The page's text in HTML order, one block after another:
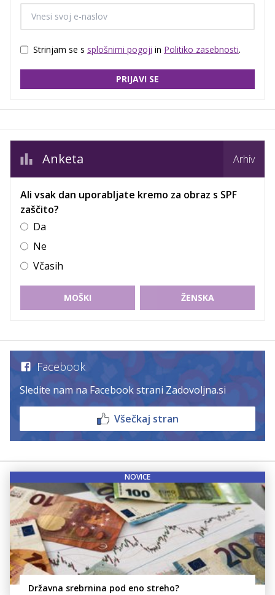
Strinjam se s splošnimi pogoji in Politiko zasebnosti.
PRIJAVI SE
Anketa Arhiv
Ali vsak dan uporabljate kremo za obraz s SPF
zaščito?
Da
Ne
Včasih
MOŠKI ŽENSKA
Facebook
Sledite nam na Facebook strani Zadovoljna.si
Všečkaj stran
NOVICE
Državna srebrnina pod eno streho?